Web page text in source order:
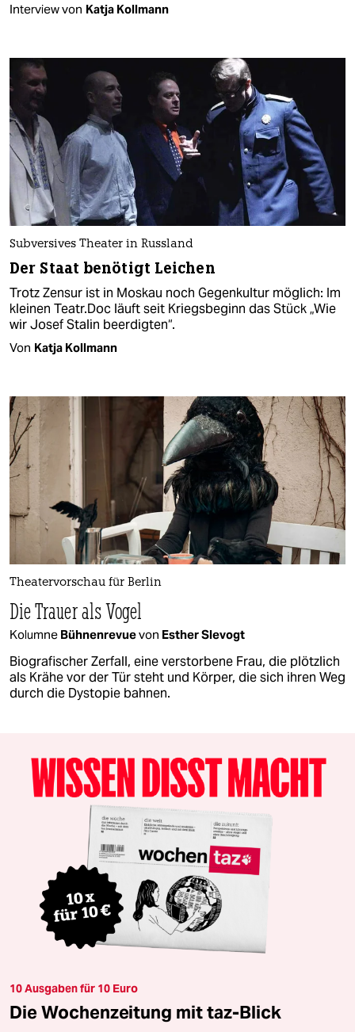
Interview von Katja Kollmann
Subversives Theater in Russland
Der Staat benötigt Leichen
Trotz Zensur ist in Moskau noch Gegenkultur möglich: Im
kleinen Teatr.Doc läuft seit Kriegsbeginn das Stück „Wie
wir Josef Stalin beerdigten“.
Von Katja Kollmann
Theatervorschau für Berlin
Die Trauer als Vogel
Kolumne Bühnenrevuevon Esther Slevogt
Biografischer Zerfall, eine verstorbene Frau, die plötzlich
als Krähe vor der Tür steht und Körper, die sich ihren Weg
durch die Dystopie bahnen.
10 Ausgaben für 10 Euro
Die Wochenzeitung mit taz-Blick